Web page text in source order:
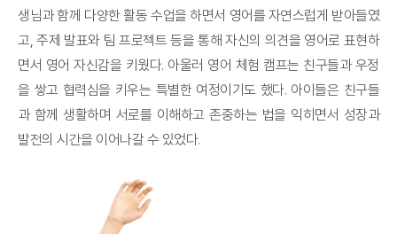
생님과 함께 다양한 활동 수업을 하면서 영어를 자연스럽게 받아들였
고, 주제 발표와 팀 프로젝트 등을 통해 자신의 의견을 영어로 표현하
면서 영어 자신감을 키웠다. 아울러 영어 체험 캠프는 친구들과 우정
을 쌓고 협력심을 키우는 특별한 여정이기도 했다. 아이들은 친구들
과 함께 생활하며 서로를 이해하고 존중하는 법을 익히면서 성장과
발전의 시간을 이어나갈 수 있었다.